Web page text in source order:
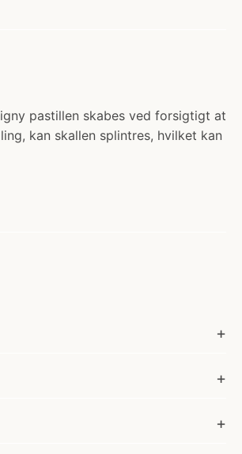
pastillen skabes ved forsigtigt at
kan skallen splintres, hvilket kan